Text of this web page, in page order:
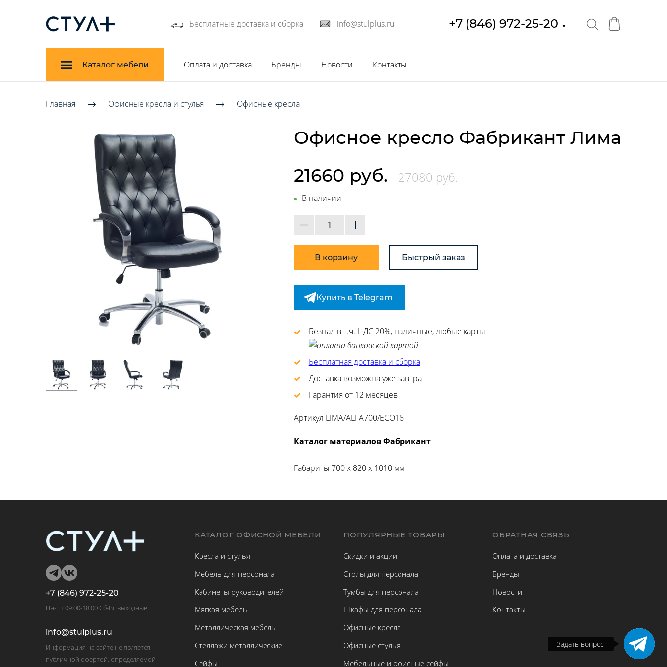
Бесплатные доставка и сборка info@stulplus.ru +7 (846) 972-25-20 ▼
Каталог мебели Оплата и доставка Бренды Новости Контакты
Задать вопрос
Главная Офисные кресла и стулья Офисные кресла
Офисное кресло Фабрикант Лима
21660 руб.
27080 руб.
В наличии
В корзину Быстрый заказ
Купить в Telegram
Безнал в т.ч. НДС 20%, наличные, любые карты
Бесплатная доставка и сборка
Доставка возможна уже завтра
Гарантия от 12 месяцев
Артикул LIMA/ALFA700/ECO16
Каталог материалов Фабрикант
Габариты 700 x 820 x 1010 мм
+7 (846) 972-25-20
Пн-Пт 09:00-18:00 Сб-Вс выходные
info@stulplus.ru
Информация на сайте не является
публичной офертой, определяемой
КАТАЛОГ ОФИСНОЙ МЕБЕЛИ
Кресла и стулья
Мебель для персонала
Кабинеты руководителей
Мягкая мебель
Металлическая мебель
Стеллажи металлические
Сейфы
ПОПУЛЯРНЫЕ ТОВАРЫ
Скидки и акции
Столы для персонала
Тумбы для персонала
Шкафы для персонала
Офисные кресла
Офисные стулья
Мебельные и офисные сейфы
ОБРАТНАЯ СВЯЗЬ
Оплата и доставка
Бренды
Новости
Контакты